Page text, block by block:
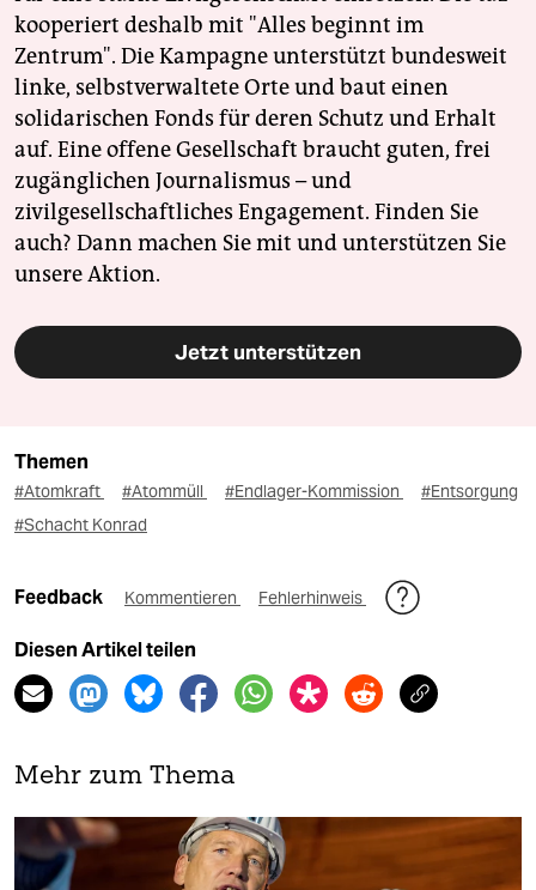
kooperiert deshalb mit "Alles beginnt im
Zentrum". Die Kampagne unterstützt bundesweit
linke, selbstverwaltete Orte und baut einen
solidarischen Fonds für deren Schutz und Erhalt
auf. Eine offene Gesellschaft braucht guten, frei
zugänglichen Journalismus – und
zivilgesellschaftliches Engagement. Finden Sie
auch? Dann machen Sie mit und unterstützen Sie
unsere Aktion.
Jetzt unterstützen
Themen
#Atomkraft #Atommüll #Endlager-Kommission
#Entsorgung
#Schacht Konrad
Feedback Kommentieren Fehlerhinweis
Diesen Artikel teilen
Mehr zum Thema